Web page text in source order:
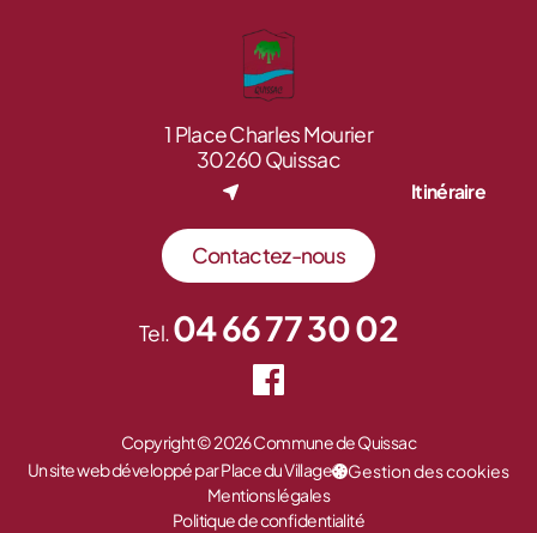
1 Place Charles Mourier
30260 Quissac
Itinéraire
Contactez-nous
Tel.04 66 77 30 02
Copyright © 2026 Commune de Quissac
Un site web développé par Place du Village
Gestion des cookies
Mentions légales
Politique de confidentialité